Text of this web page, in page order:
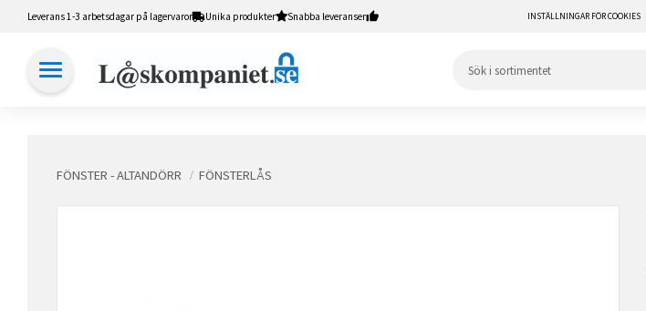
Leverans 1-3 arbetsdagar på lagervaror Unika produkter Snabba leveranser INSTÄLLNINGAR FÖR COOKIES
FÖNSTER - ALTANDÖRR FÖNSTERLÅS